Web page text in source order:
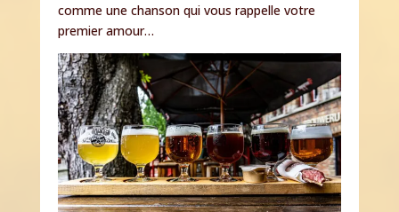
comme une chanson qui vous rappelle votre
premier amour…